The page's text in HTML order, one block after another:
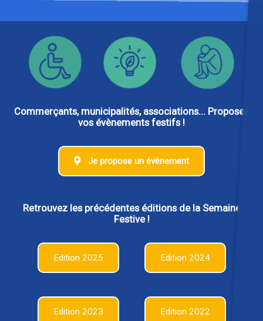
Commerçants, municipalités, associations... Proposez
vos évènements festifs !
Je propose un évènement
Retrouvez les précédentes éditions de la Semaine
Festive !
Edition 2025 Edition 2024
Edition 2023 Edition 2022